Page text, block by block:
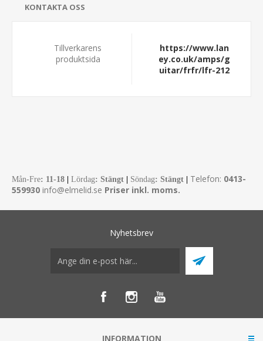
KONTAKTA OSS
Tillverkarens
produktsida
https://www.lan
ey.co.uk/amps/g
uitar/frfr/lfr-212
Mån-Fre: 11-18 Lördag: Stängt Söndag: Stängt Telefon: 0413-
559930 info@elmelid.se Priser inkl. moms.
Nyhetsbrev
INFORMATION